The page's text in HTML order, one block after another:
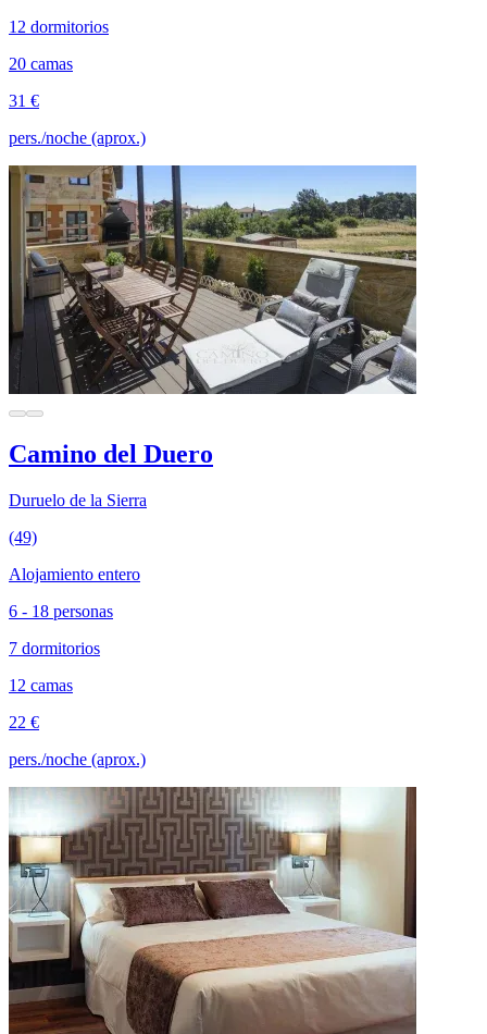
12 dormitorios
20 camas
31 €
pers./noche (aprox.)
Camino del Duero
Duruelo de la Sierra
(49)
Alojamiento entero
6 - 18 personas
7 dormitorios
12 camas
22 €
pers./noche (aprox.)